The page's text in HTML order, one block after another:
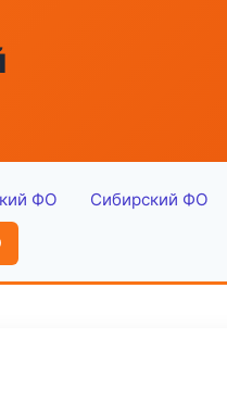
ФО Сибирский ФО